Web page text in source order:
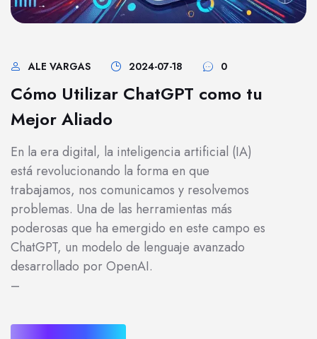
ALE VARGAS 2024-07-18 0
Cómo Utilizar ChatGPT como tu
Mejor Aliado
En la era digital, la inteligencia artificial (IA)
está revolucionando la forma en que
trabajamos, nos comunicamos y resolvemos
problemas. Una de las herramientas más
poderosas que ha emergido en este campo es
ChatGPT, un modelo de lenguaje avanzado
desarrollado por OpenAI.
–